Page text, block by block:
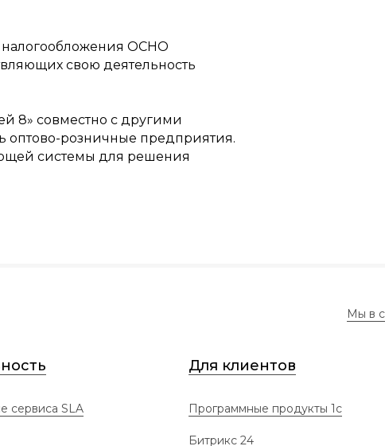
ОСНО
свою деятельность
8» совместно с другими
оптово-розничные предприятия.
системы для решения
Мы в
сервиса SLA
Для клиентов
Программные продукты 1с
Битрикс 24